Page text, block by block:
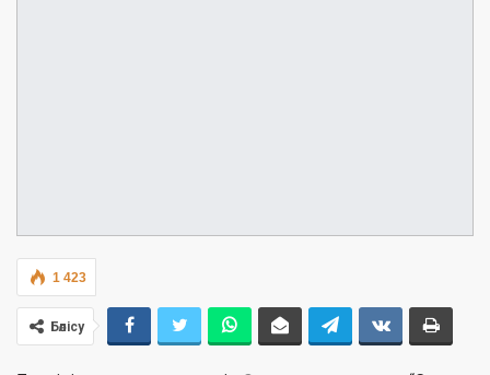
1 423
Бөлісу